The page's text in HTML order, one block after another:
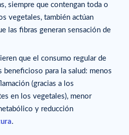
siempre que contengan toda o
vegetales, también actúan
las fibras generan sensación de
que el consumo regular de
beneficioso para la salud: menos
(gracias a los
en los vegetales), menor
y reducción
.